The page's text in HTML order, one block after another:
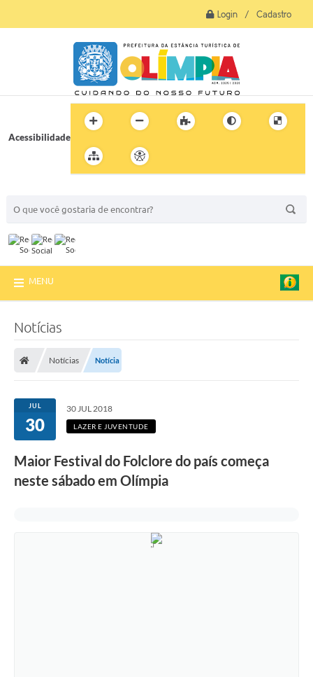
Login / Cadastro
Acessibilidade
MENU
Notícias
Notícias Notícia
JUL
30
30 JUL 2018
LAZER E JUVENTUDE
Maior Festival do Folclore do país começa
neste sábado em Olímpia